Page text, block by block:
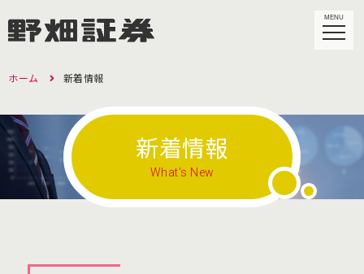
MENU
ホーム 新着情報
新着情報
What's New